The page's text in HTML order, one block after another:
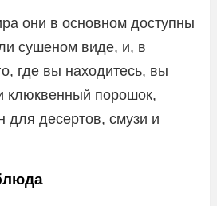
они в основном доступны
сушеном виде, и, в
где вы находитесь, вы
клюквенный порошок,
для десертов, смузи и